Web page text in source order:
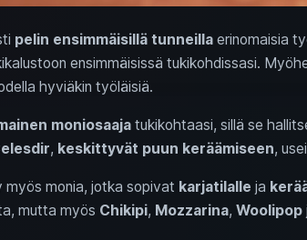
pelin ensimmäisillä tunneillaerinomaisia
ensimmäisissä tukikohdissasi.
hyviäkin työläisiä.
moniosaajatukikohtaasi, sillä se
, keskittyvät puun keräämiseen,
monia, jotka sopivat karjatilalle ja
mutta myös Chikipi, Mozzarina, Woolipop